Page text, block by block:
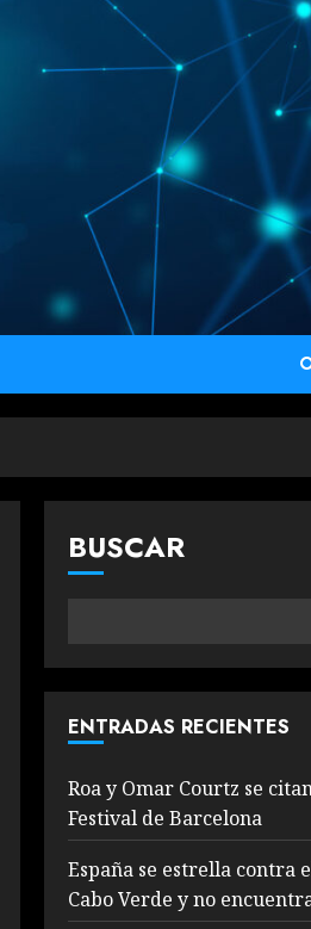
BUSCAR
ENTRADAS RECIENTES
Roa y Omar Courtz se
Festival de Barcelona
España se estrella contra
Cabo Verde y no